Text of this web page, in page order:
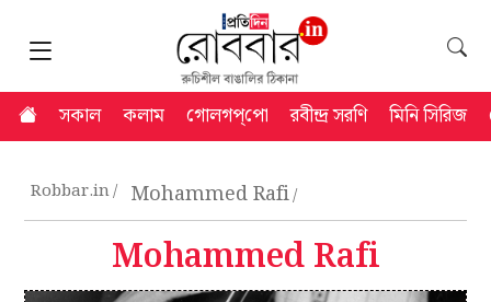
সকাল কলাম গোলগপ্‌পো রবীন্দ্র সরণি মিনি সিরিজ
Robbar.in Mohammed Rafi
Mohammed Rafi